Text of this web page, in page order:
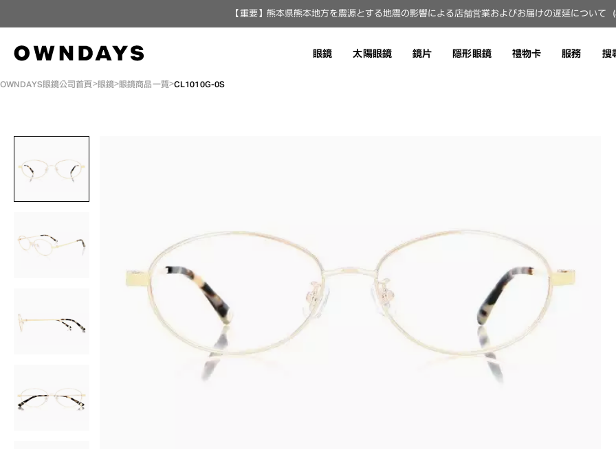
【重要】熊本県熊本地方を震源とする地震の影響による店舗営業およびお届けの遅延について
眼鏡 太陽眼鏡 鏡片 隱形眼鏡 禮物卡 服務 搜
OWNDAYS眼鏡公司首頁 眼鏡 眼鏡商品一覽 CL1010G-0S